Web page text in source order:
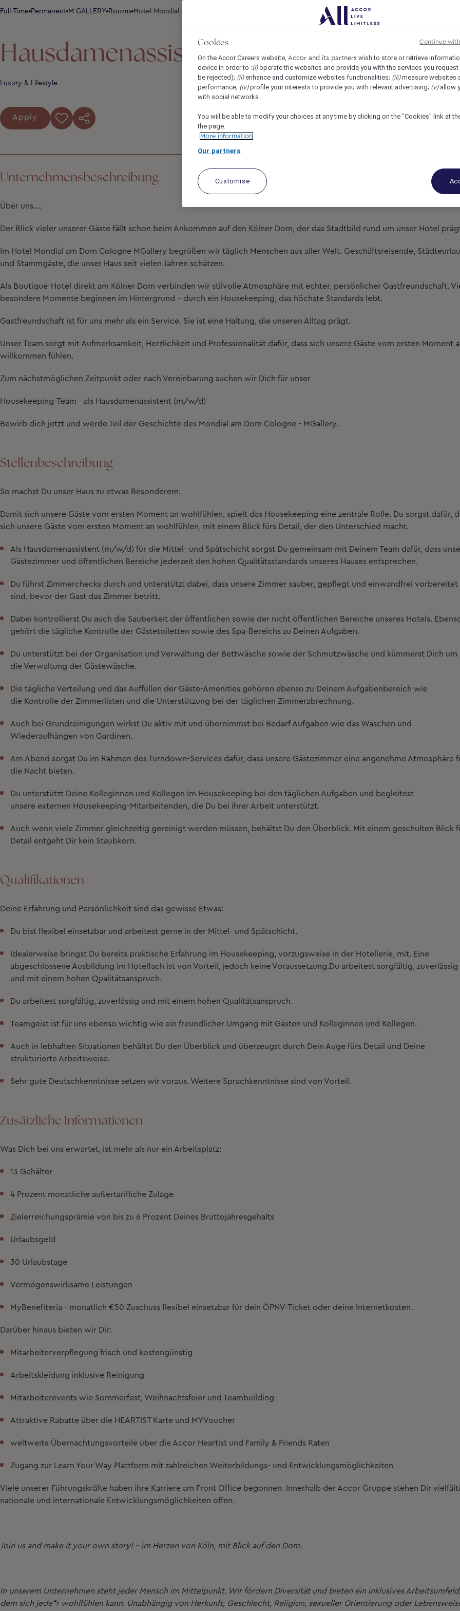
Full-Time Permanent M GALLERY Rooms Hotel Mondial am Dom Cologne - MGallery, Cologne, Germany REF4406X
Hausdamenassistent (m/w/d)
Luxury & Lifestyle
Apply
Unternehmensbeschreibung
Über uns….
Der Blick vieler unserer Gäste fällt schon beim Ankommen auf den Kölner Dom, der das Stadtbild rund um unser Hotel
Im Hotel Mondial am Dom Cologne MGallery begrüßen wir täglich Menschen aus aller Welt. Geschäftsreisende,
und Stammgäste, die unser Haus seit vielen Jahren schätzen.
Als Boutique-Hotel direkt am Kölner Dom verbinden wir stilvolle Atmosphäre mit echter, persönlicher Gastfreundschaft.
besondere Momente beginnen im Hintergrund – durch ein Housekeeping, das höchste Standards lebt.
Gastfreundschaft ist für uns mehr als ein Service. Sie ist eine Haltung, die unseren Alltag prägt.
Unser Team sorgt mit Aufmerksamkeit, Herzlichkeit und Professionalität dafür, dass sich unsere Gäste vom ersten Moment
willkommen fühlen.
Zum nächstmöglichen Zeitpunkt oder nach Vereinbarung suchen wir Dich für unser
Housekeeping-Team - als Hausdamenassistent (m/w/d)
Bewirb dich jetzt und werde Teil der Geschichte des Mondial am Dom Cologne - MGallery.
Stellenbeschreibung
So machst Du unser Haus zu etwas Besonderem:
Damit sich unsere Gäste vom ersten Moment an wohlfühlen, spielt das Housekeeping eine zentrale Rolle. Du sorgst dafür,
sich unsere Gäste vom ersten Moment an wohlfühlen, mit einem Blick fürs Detail, der den Unterschied macht.
Als Hausdamenassistent (m/w/d) für die Mittel- und Spätschicht sorgst Du gemeinsam mit Deinem Team dafür, dass
Gästezimmer und öffentlichen Bereiche jederzeit den hohen Qualitätsstandards unseres Hauses entsprechen.
Du führst Zimmerchecks durch und unterstützt dabei, dass unsere Zimmer sauber, gepflegt und einwandfrei vorbereitet
sind, bevor der Gast das Zimmer betritt.
Dabei kontrollierst Du auch die Sauberkeit der öffentlichen sowie der nicht öffentlichen Bereiche unseres Hotels.
gehört die tägliche Kontrolle der Gästetoiletten sowie des Spa-Bereichs zu Deinen Aufgaben.
Du unterstützt bei der Organisation und Verwaltung der Bettwäsche sowie der Schmutzwäsche und kümmerst Dich um
dieVerwaltung der Gästewäsche.
Die täglicheVerteilung und das Auffüllen der Gäste-Amenities gehören ebenso zu Deinem Aufgabenbereich wie
die Kontrolle der Zimmerlisten und die Unterstützung bei der täglichen Zimmerabrechnung.
Auch bei Grundreinigungen wirkst Du aktiv mit und übernimmst bei Bedarf Aufgaben wie das Waschen und
Wiederaufhängen von Gardinen.
Am Abend sorgst Du im Rahmen desTurndown-Services dafür, dass unsere Gästezimmer eine angenehme Atmosphäre
die Nacht bieten.
Du unterstützt Deine Kolleginnen und Kollegen im Housekeeping bei den täglichen Aufgaben und begleitest
unsere externen Housekeeping-Mitarbeitenden, die Du bei ihrer Arbeit unterstützt.
Auch wenn viele Zimmer gleichzeitig gereinigt werden müssen, behältst Du den Überblick. Mit einem geschulten Blick
Detail entgeht Dir kein Staubkorn.
Qualifikationen
Deine Erfahrung und Persönlichkeit sind das gewisse Etwas:
Du bist flexibel einsetzbar und arbeitest gerne in der Mittel- und Spätschicht.
Idealerweise bringst Du bereits praktische Erfahrung im Housekeeping, vorzugsweise in der Hotellerie, mit. Eine
abgeschlossene Ausbildung im Hotelfach ist von Vorteil, jedoch keine Voraussetzung.Du arbeitest sorgfältig, zuverlässig
und mit einem hohen Qualitätsanspruch.
Du arbeitest sorgfältig, zuverlässig und mit einem hohen Qualitätsanspruch.
Teamgeist ist für uns ebenso wichtig wie ein freundlicher Umgang mit Gästen und Kolleginnen und Kollegen.
Auch in lebhaften Situationen behältst Du den Überblick und überzeugst durch Dein Auge fürs Detail und Deine
strukturierte Arbeitsweise.
Sehr gute Deutschkenntnisse setzen wir voraus. Weitere Sprachkenntnisse sind von Vorteil.
Zusätzliche Informationen
Was Dich bei uns erwartet, ist mehr als nur ein Arbeitsplatz:
13 Gehälter
4 Prozent monatliche außertarifliche Zulage
Zielerreichungsprämie von bis zu 6 Prozent Deines Bruttojahresgehalts
Urlaubsgeld
30 Urlaubstage
Vermögenswirksame Leistungen
MyBenefiteria - monatlich €50 Zuschuss flexibel einsetzbar für dein ÖPNV-Ticket oder deine Internetkosten.
Darüber hinaus bieten wir Dir:
Mitarbeiterverpflegung frisch und kostengünstig
Arbeitskleidung inklusive Reinigung
Mitarbeiterevents wie Sommerfest, Weihnachtsfeier und Teambuilding
Attraktive Rabatte über die HEARTIST Karte und MYVoucher
weltweite Übernachtungsvorteile über die Accor Heartist und Family & Friends Raten
Zugang zur Learn Your Way Plattform mit zahlreichen Weiterbildungs- und Entwicklungsmöglichkeiten
Viele unserer Führungskräfte haben ihre Karriere am Front Office begonnen. Innerhalb der Accor Gruppe stehen Dir
nationale und internationale Entwicklungsmöglichkeiten offen.
Join us and make it yourown story! - im Herzen von Köln, mit Blick auf den Dom.
In unserem Unternehmen steht jeder Mensch im Mittelpunkt. Wir fördern Diversität und bieten ein inklusives
dem sich jede*r wohlfühlen kann. Unabhängig von Herkunft, Geschlecht, Religion, sexueller Orientierung oder
Cookies
On the Accor Careers website, Accor and its partners wish to store or retrieve
device in order to :(i)operate the websites and provide you with the services you
be rejected); (ii)enhance and customize websites functionalities; (iii)measure websites
performance; (iv)profile your interests to provide you with relevant advertising; (v)allow
with social networks.
You will be able to modify your choices at any time by clicking on the "Cookies" link at
the page.
More information
Our partners
Customise
Continue